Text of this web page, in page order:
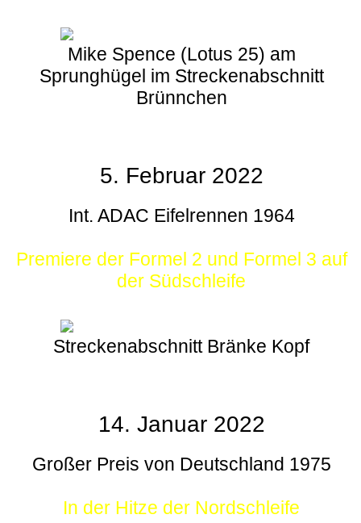
Mike Spence (Lotus 25) am
Sprunghügel im Streckenabschnitt
Brünnchen
5. Februar 2022
Int. ADAC Eifelrennen 1964
Premiere der Formel 2 und Formel 3 auf
der Südschleife
Streckenabschnitt Bränke Kopf
14. Januar 2022
Großer Preis von Deutschland 1975
In der Hitze der Nordschleife